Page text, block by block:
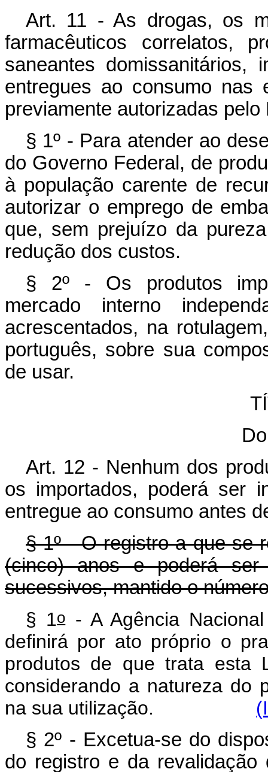
Art. 11 - As drogas, os
farmacêuticos correlatos,
saneantes domissanitários,
entregues ao consumo nas
previamente autorizadas
§ 1º - Para atender ao
do Governo Federal, de
à população carente de
autorizar o emprego de
que, sem prejuízo da
redução dos custos.
§ 2º - Os produtos
mercado interno
acrescentados, na
português, sobre sua
de usar.
Art. 12 - Nenhum dos
os importados, poderá ser
entregue ao consumo antes
§ 1º - O registro a que se
(cinco) anos e poderá
sucessivos, mantido o
§ 1o- A Agência
definirá por ato próprio o
produtos de que trata esta
considerando a natureza do
na sua utilização.
§ 2º - Excetua-se do
do registro e da revalidação